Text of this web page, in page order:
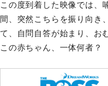
この度到着した映像では、
間、突然こちらを振り向き
て、自問自答が始まり、お
この赤ちゃん、一体何者？